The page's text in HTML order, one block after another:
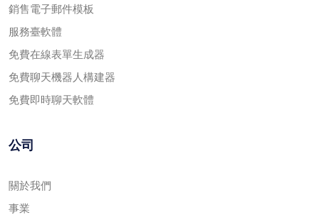
銷售電子郵件模板
服務臺軟體
免費在線表單生成器
免費聊天機器人構建器
免費即時聊天軟體
公司
關於我們
事業